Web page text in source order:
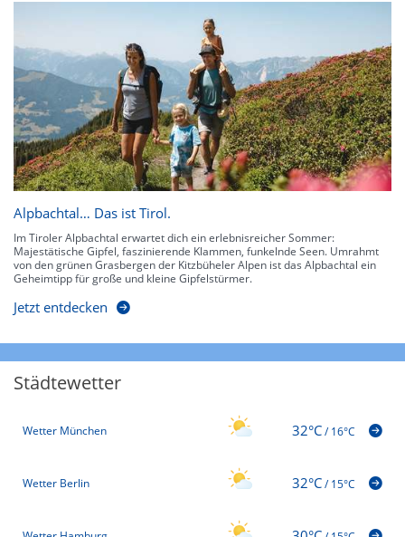
Alpbachtal… Das ist Tirol.
Im Tiroler Alpbachtal erwartet dich ein erlebnisreicher Sommer:
Majestätische Gipfel, faszinierende Klammen, funkelnde Seen. Umrahmt
von den grünen Grasbergen der Kitzbüheler Alpen ist das Alpbachtal ein
Geheimtipp für große und kleine Gipfelstürmer.
Jetzt entdecken
Städtewetter
Wetter München 32°C/16°C
Wetter Berlin 32°C/15°C